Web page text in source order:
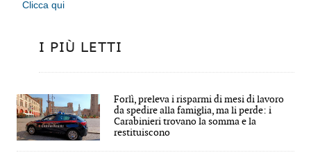
Clicca qui
I PIÙ LETTI
Forlì, preleva i risparmi di mesi di lavoro
da spedire alla famiglia, ma li perde: i
Carabinieri trovano la somma e la
restituiscono